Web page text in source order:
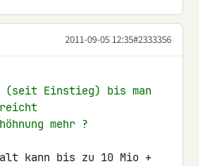
2011-09-05 12:35#2333356
(seit Einstieg) bis man
mehr ?
kann bis zu 10 Mio +